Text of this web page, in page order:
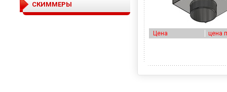
Цена цена
СКИММЕРЫ